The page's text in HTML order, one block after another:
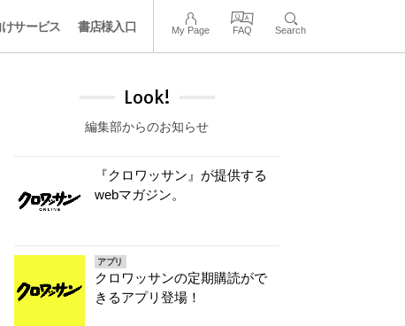
サービス 書店様入口 My Page FAQ Search
Look!
編集部からのお知らせ
『クロワッサン』が提供する
webマガジン。
アプリ
クロワッサンの定期購読がで
きるアプリ登場！